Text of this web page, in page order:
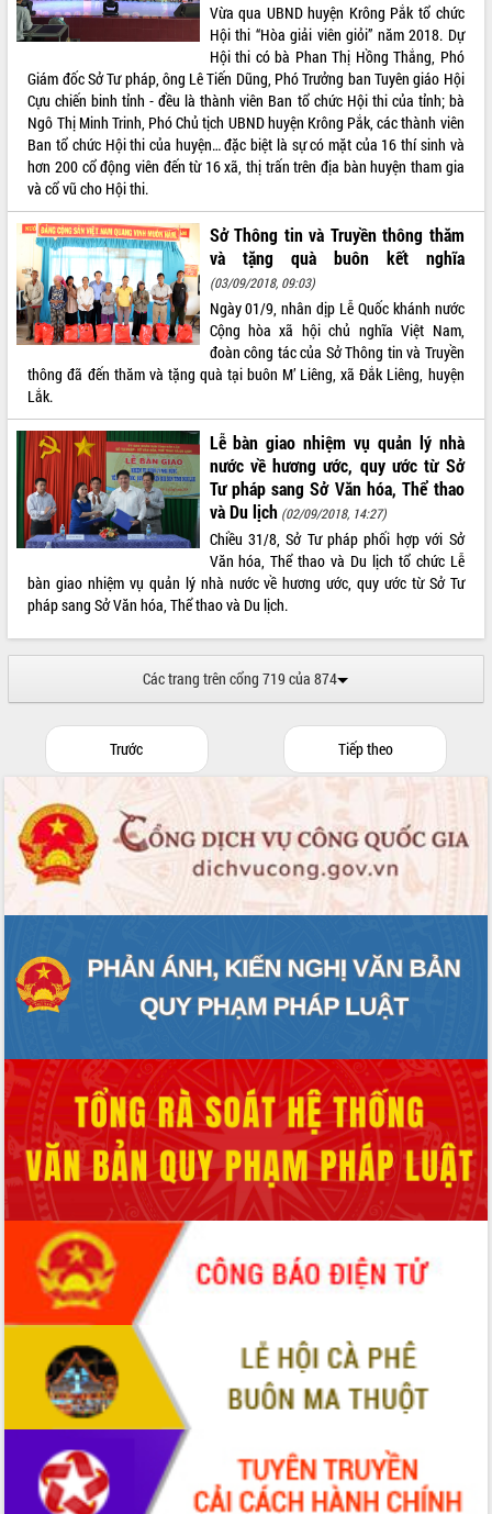
Vừa qua UBND huyện Krông Pắk tổ chức
Hội thi “Hòa giải viên giỏi” năm 2018. Dự
Hội thi có bà Phan Thị Hồng Thắng, Phó
Giám đốc Sở Tư pháp, ông Lê Tiến Dũng, Phó Trưởng ban Tuyên giáo Hội
Cựu chiến binh tỉnh - đều là thành viên Ban tổ chức Hội thi của tỉnh; bà
Ngô Thị Minh Trinh, Phó Chủ tịch UBND huyện Krông Pắk, các thành viên
Ban tổ chức Hội thi của huyện… đặc biệt là sự có mặt của 16 thí sinh và
hơn 200 cổ động viên đến từ 16 xã, thị trấn trên địa bàn huyện tham gia
và cổ vũ cho Hội thi.
Sở Thông tin và Truyền thông thăm
và tặng quà buôn kết nghĩa
(03/09/2018, 09:03)
Ngày 01/9, nhân dịp Lễ Quốc khánh nước
Cộng hòa xã hội chủ nghĩa Việt Nam,
đoàn công tác của Sở Thông tin và Truyền
thông đã đến thăm và tặng quà tại buôn M’ Liêng, xã Đắk Liêng, huyện
Lắk.
Lễ bàn giao nhiệm vụ quản lý nhà
nước về hương ước, quy ước từ Sở
Tư pháp sang Sở Văn hóa, Thể thao
và Du lịch (02/09/2018, 14:27)
Chiều 31/8, Sở Tư pháp phối hợp với Sở
Văn hóa, Thể thao và Du lịch tổ chức Lễ
bàn giao nhiệm vụ quản lý nhà nước về hương ước, quy ước từ Sở Tư
pháp sang Sở Văn hóa, Thể thao và Du lịch.
Các trang trên cổng 719 của 874
Trước Tiếp theo